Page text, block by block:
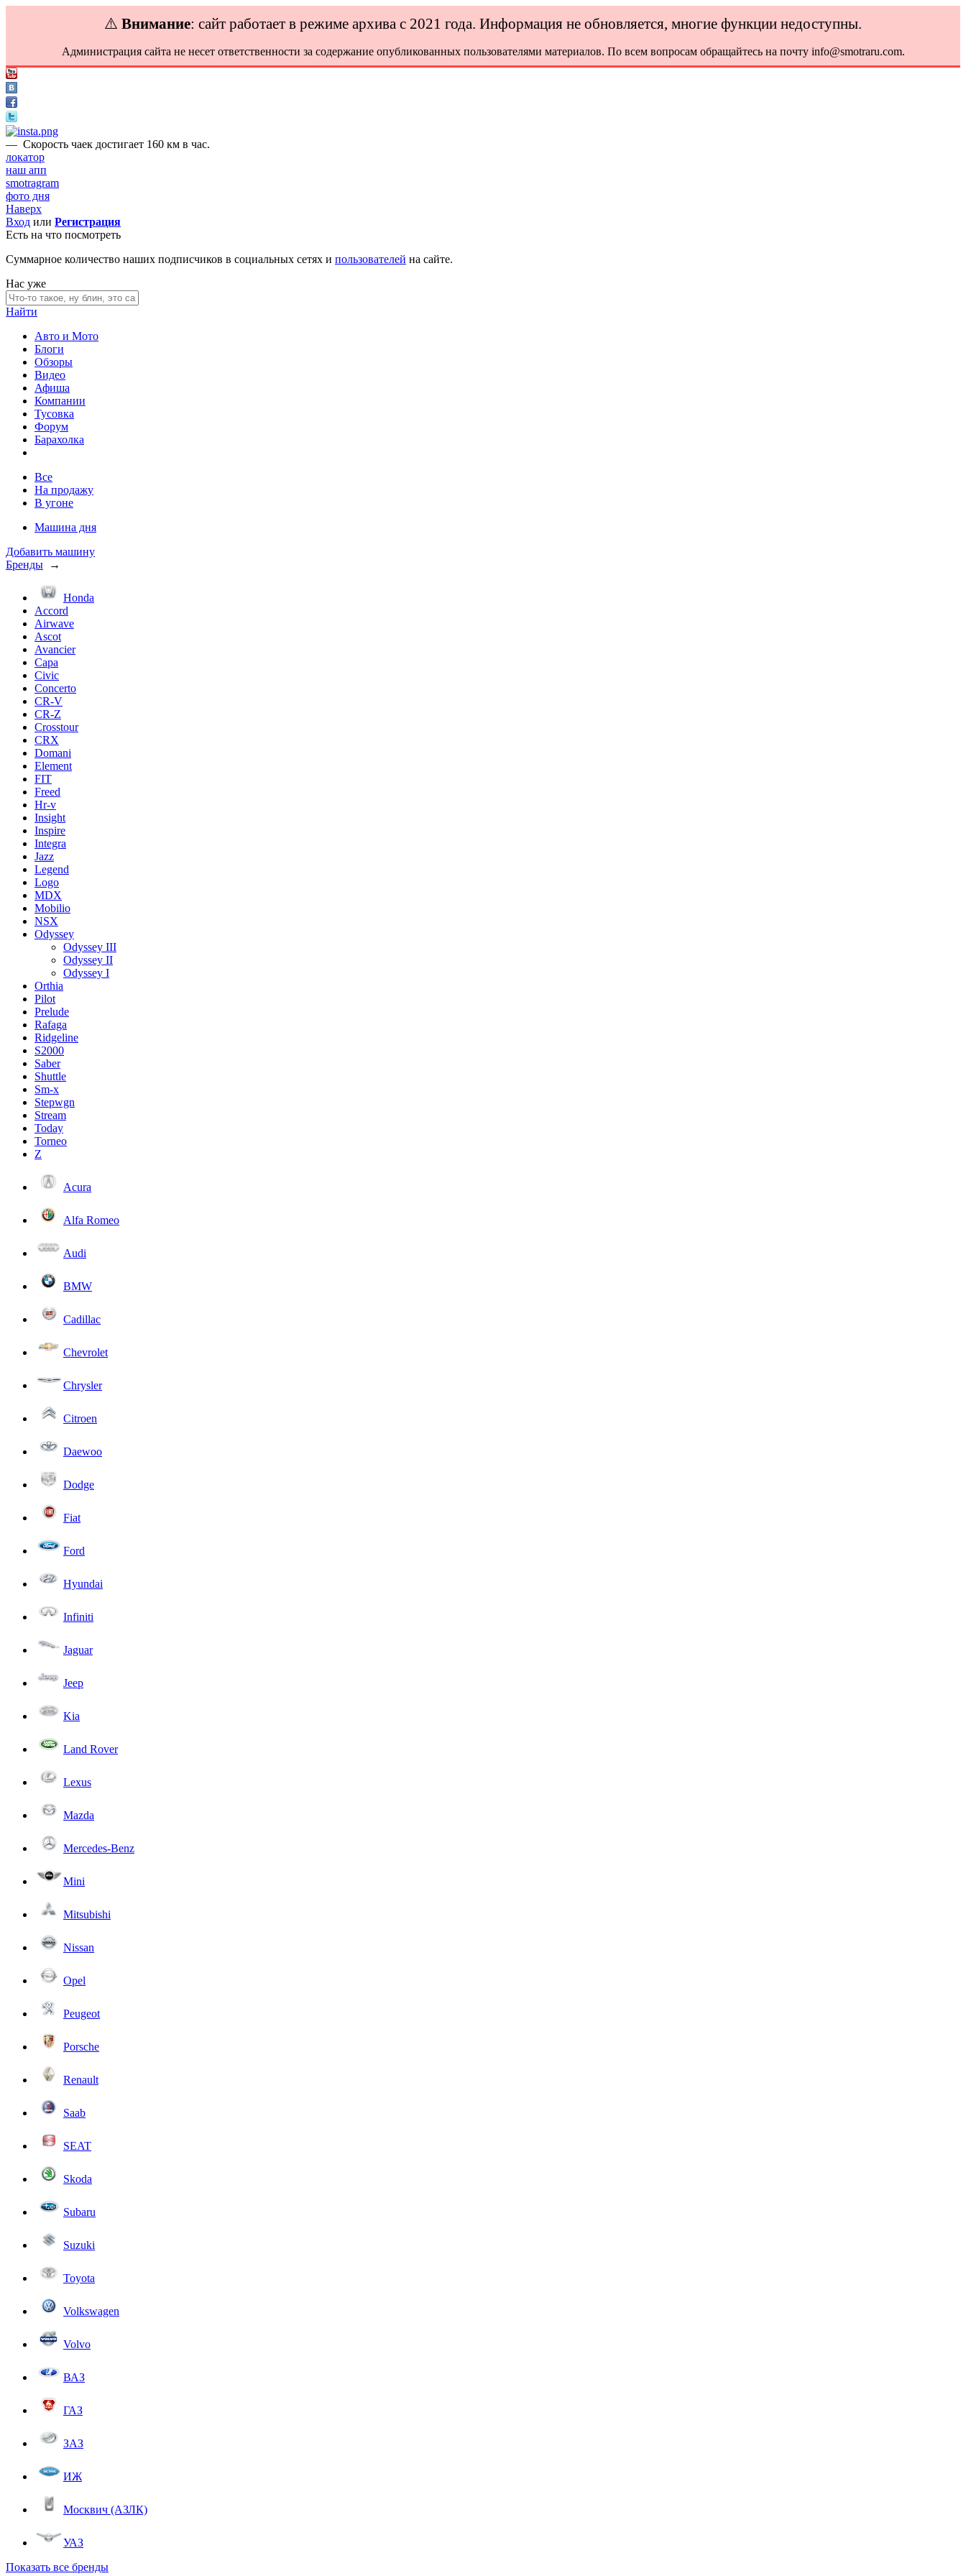
⚠️ Внимание: сайт работает в режиме архива с 2021 года. Информация не обновляется, многие функции недоступны.
Администрация сайта не несет ответственности за содержание опубликованных пользователями материалов. По всем вопросам обращайтесь на почту info@smotraru.com.
— Скорость чаек достигает 160 км в час.
локатор
наш апп
smotragram
фото дня
Наверх
Вход или Регистрация
Есть на что посмотреть
Суммарное количество наших подписчиков в социальных сетях и пользователей на сайте.
Нас уже
Найти
Авто и Мото
Блоги
Обзоры
Видео
Афиша
Компании
Тусовка
Форум
Барахолка
Все
На продажу
В угоне
Машина дня
Добавить машину
Бренды →
Honda
Accord
Airwave
Ascot
Avancier
Capa
Civic
Concerto
CR-V
CR-Z
Crosstour
CRX
Domani
Element
FIT
Freed
Hr-v
Insight
Inspire
Integra
Jazz
Legend
Logo
MDX
Mobilio
NSX
Odyssey
Odyssey III
Odyssey II
Odyssey I
Orthia
Pilot
Prelude
Rafaga
Ridgeline
S2000
Saber
Shuttle
Sm-x
Stepwgn
Stream
Today
Torneo
Z
Acura
Alfa Romeo
Audi
BMW
Cadillac
Chevrolet
Chrysler
Citroen
Daewoo
Dodge
Fiat
Ford
Hyundai
Infiniti
Jaguar
Jeep
Kia
Land Rover
Lexus
Mazda
Mercedes-Benz
Mini
Mitsubishi
Nissan
Opel
Peugeot
Porsche
Renault
Saab
SEAT
Skoda
Subaru
Suzuki
Toyota
Volkswagen
Volvo
ВАЗ
ГАЗ
ЗАЗ
ИЖ
Москвич (АЗЛК)
УАЗ
Показать все бренды